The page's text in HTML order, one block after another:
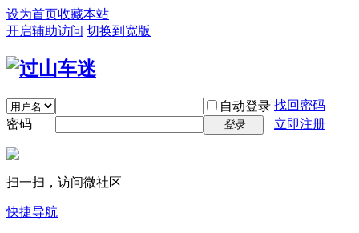
设为首页收藏本站
开启辅助访问 切换到宽版
自动登录 找回密码
密码
登录 立即注册
扫一扫，访问微社区
快捷导航